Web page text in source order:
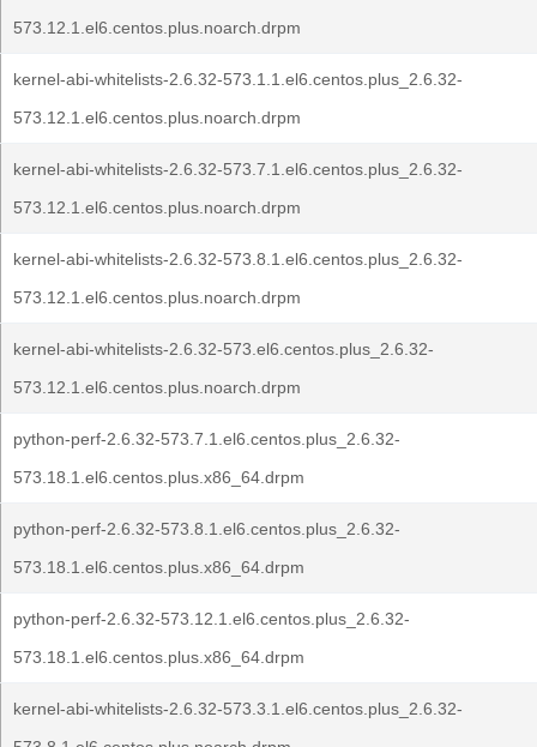
573.12.1.el6.centos.plus.noarch.drpm
kernel-abi-whitelists-2.6.32-573.1.1.el6.centos.plus_2.6.32-
573.12.1.el6.centos.plus.noarch.drpm
kernel-abi-whitelists-2.6.32-573.7.1.el6.centos.plus_2.6.32-
573.12.1.el6.centos.plus.noarch.drpm
kernel-abi-whitelists-2.6.32-573.8.1.el6.centos.plus_2.6.32-
573.12.1.el6.centos.plus.noarch.drpm
kernel-abi-whitelists-2.6.32-573.el6.centos.plus_2.6.32-
573.12.1.el6.centos.plus.noarch.drpm
python-perf-2.6.32-573.7.1.el6.centos.plus_2.6.32-
573.18.1.el6.centos.plus.x86_64.drpm
python-perf-2.6.32-573.8.1.el6.centos.plus_2.6.32-
573.18.1.el6.centos.plus.x86_64.drpm
python-perf-2.6.32-573.12.1.el6.centos.plus_2.6.32-
573.18.1.el6.centos.plus.x86_64.drpm
kernel-abi-whitelists-2.6.32-573.3.1.el6.centos.plus_2.6.32-